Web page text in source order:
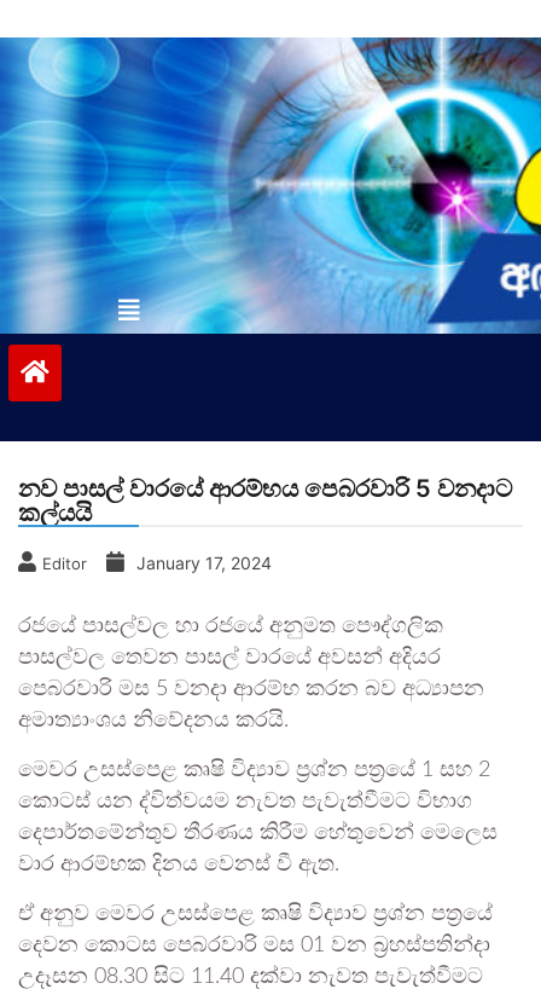
to
contentvinivida.lk
නව පාසල් වාරයේ ආරම්භය පෙබරවාරි 5 වනදාට
කල්යයි
Editor January 17, 2024
රජයේ පාසල්වල හා රජයේ අනුමත පෞද්ගලික
පාසල්වල තෙවන පාසල් වාරයේ අවසන් අදියර
පෙබරවාරි මස 5 වනදා ආරම්භ කරන බව අධ්‍යාපන
අමාත්‍යාංශය නිවේදනය කරයි.
මෙවර උසස්පෙළ කෘෂි විද්‍යාව ප්‍රශ්න පත්‍රයේ 1 සහ 2
කොටස් යන ද්විත්වයම නැවත පැවැත්වීමට විභාග
දෙපාර්තමේන්තුව තීරණය කිරීම හේතුවෙන් මෙලෙස
වාර ආරම්භක දිනය වෙනස් වී ඇත.
ඒ අනුව මෙවර උසස්පෙළ කෘෂි විද්‍යාව ප්‍රශ්න පත්‍රයේ
දෙවන කොටස පෙබරවාරි මස 01 වන බ්‍රහස්පතින්දා
උදෑසන 08.30 සිට 11.40 දක්වා නැවත පැවැත්වීමට